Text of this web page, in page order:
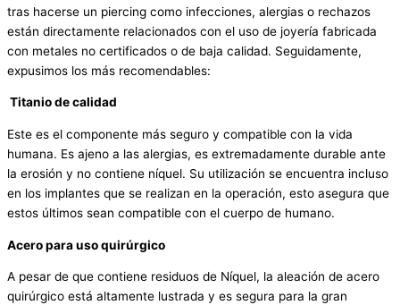
tras hacerse un piercing como infecciones, alergias o rechazos
están directamente relacionados con el uso de joyería fabricada
con metales no certificados o de baja calidad. Seguidamente,
expusimos los más recomendables:
Titanio de calidad
Este es el componente más seguro y compatible con la vida
humana. Es ajeno a las alergias, es extremadamente durable ante
la erosión y no contiene níquel. Su utilización se encuentra incluso
en los implantes que se realizan en la operación, esto asegura que
estos últimos sean compatible con el cuerpo de humano.
Acero para uso quirúrgico
A pesar de que contiene residuos de Níquel, la aleación de acero
quirúrgico está altamente lustrada y es segura para la gran